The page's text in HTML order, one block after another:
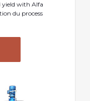
with Alfa
du process